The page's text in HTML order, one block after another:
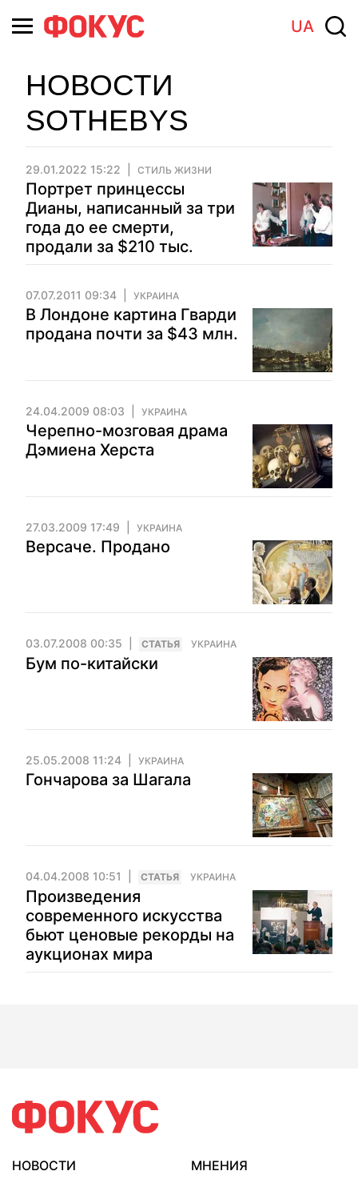
UA
НОВОСТИ
SOTHEBYS
29.01.2022 15:22 СТИЛЬ ЖИЗНИ
Портрет принцессы
Дианы, написанный за три
года до ее смерти,
продали за $210 тыс.
07.07.2011 09:34 УКРАИНА
В Лондоне картина Гварди
продана почти за $43 млн.
24.04.2009 08:03 УКРАИНА
Черепно-мозговая драма
Дэмиена Херста
27.03.2009 17:49 УКРАИНА
Версаче. Продано
03.07.2008 00:35 CТАТЬЯ УКРАИНА
Бум по-китайски
25.05.2008 11:24 УКРАИНА
Гончарова за Шагала
04.04.2008 10:51 CТАТЬЯ УКРАИНА
Произведения
современного искусства
бьют ценовые рекорды на
аукционах мира
НОВОСТИ
МНЕНИЯ